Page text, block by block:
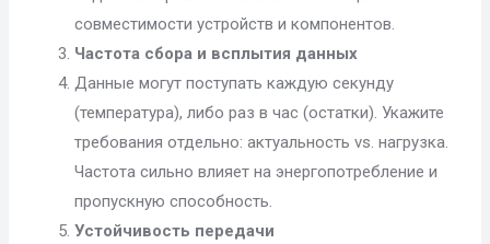
совместимости устройств и компонентов.
Частота сбора и всплытия данных
Данные могут поступать каждую секунду
(температура), либо раз в час (остатки). Укажите
требования отдельно: актуальность vs. нагрузка.
Частота сильно влияет на энергопотребление и
пропускную способность.
Устойчивость передачи